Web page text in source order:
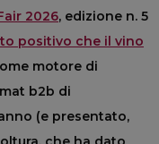
2026, edizione n. 5
positivo che il vino
motore di
b2b di
(e presentato,